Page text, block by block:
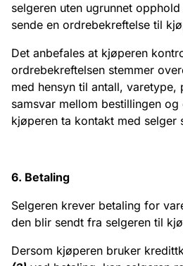
selgeren uten ugrunnet
sende en ordrebekreftelse til
Det anbefales at kjøperen
ordrebekreftelsen stemmer
med hensyn til antall, varetype,
samsvar mellom bestillingen
kjøperen ta kontakt med selger
6. Betaling
Selgeren krever betaling for
den blir sendt fra selgeren til
Dersom kjøperen bruker